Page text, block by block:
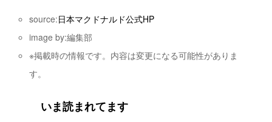
source:日本マクドナルド公式HP
image by:編集部
※掲載時の情報です。内容は変更になる可能性がありま
す。
いま読まれてます